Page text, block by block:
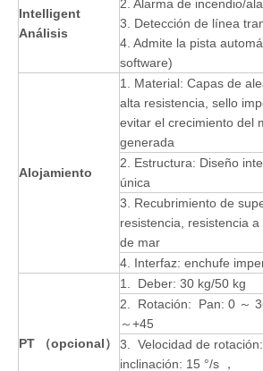
Intelligent
Análisis
2. Alarma de incendio/
3. Detección de línea
4. Admite la pista
software)
Alojamiento
1. Material: Capas de
alta resistencia, sello
evitar el crecimiento del
generada
2. Estructura: Diseño
única
3. Recubrimiento de
resistencia, resistencia
de mar
4. Interfaz: enchufe
PT （opcional）
1. Deber: 30 kg/50 kg
2. Rotación: Pan: 0 ～
～+45
3. Velocidad de
inclinación: 15 °/s ，